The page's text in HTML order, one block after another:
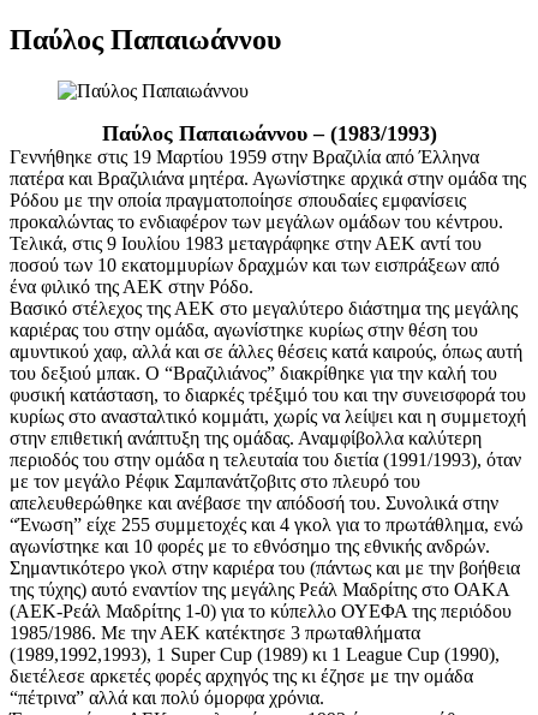
Παύλος Παπαιωάννου
Παύλος Παπαιωάννου – (1983/1993)
Γεννήθηκε στις 19 Μαρτίου 1959 στην Βραζιλία από Έλληνα
πατέρα και Βραζιλιάνα μητέρα. Αγωνίστηκε αρχικά στην ομάδα της
Ρόδου με την οποία πραγματοποίησε σπουδαίες εμφανίσεις
προκαλώντας το ενδιαφέρον των μεγάλων ομάδων του κέντρου.
Τελικά, στις 9 Ιουλίου 1983 μεταγράφηκε στην ΑΕΚ αντί του
ποσού των 10 εκατομμυρίων δραχμών και των εισπράξεων από
ένα φιλικό της ΑΕΚ στην Ρόδο.
Βασικό στέλεχος της ΑΕΚ στο μεγαλύτερο διάστημα της μεγάλης
καριέρας του στην ομάδα, αγωνίστηκε κυρίως στην θέση του
αμυντικού χαφ, αλλά και σε άλλες θέσεις κατά καιρούς, όπως αυτή
του δεξιού μπακ. Ο “Βραζιλιάνος” διακρίθηκε για την καλή του
φυσική κατάσταση, το διαρκές τρέξιμό του και την συνεισφορά του
κυρίως στο ανασταλτικό κομμάτι, χωρίς να λείψει και η συμμετοχή
στην επιθετική ανάπτυξη της ομάδας. Αναμφίβολλα καλύτερη
περιοδός του στην ομάδα η τελευταία του διετία (1991/1993), όταν
με τον μεγάλο Ρέφικ Σαμπανάτζοβιτς στο πλευρό του
απελευθερώθηκε και ανέβασε την απόδοσή του. Συνολικά στην
“Ένωση” είχε 255 συμμετοχές και 4 γκολ για το πρωτάθλημα, ενώ
αγωνίστηκε και 10 φορές με το εθνόσημο της εθνικής ανδρών.
Σημαντικότερο γκολ στην καριέρα του (πάντως και με την βοήθεια
της τύχης) αυτό εναντίον της μεγάλης Ρεάλ Μαδρίτης στο ΟΑΚΑ
(ΑΕΚ-Ρεάλ Μαδρίτης 1-0) για το κύπελλο ΟΥΕΦΑ της περιόδου
1985/1986. Με την ΑΕΚ κατέκτησε 3 πρωταθλήματα
(1989,1992,1993), 1 Super Cup (1989) κι 1 League Cup (1990),
διετέλεσε αρκετές φορές αρχηγός της κι έζησε με την ομάδα
“πέτρινα” αλλά και πολύ όμορφα χρόνια.